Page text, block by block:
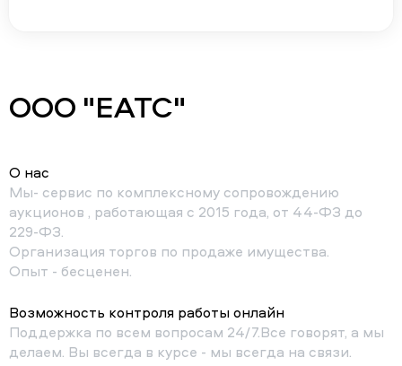
ООО "ЕАТС"
О нас
Мы- сервис по комплексному сопровождению
аукционов , работающая с 2015 года, от 44-ФЗ до
229-ФЗ.
Организация торгов по продаже имущества.
Опыт - бесценен.
Возможность контроля работы онлайн
Поддержка по всем вопросам 24/7.Все говорят, а мы
делаем. Вы всегда в курсе - мы всегда на связи.